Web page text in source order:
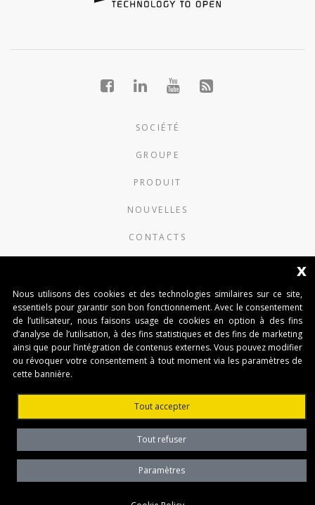
SOCIÉTÉ
GROUPE
PRODUIT
NOUVELLES
CONTACTS
Via del Capitello 45
36066 Sandrigo (Vicenza) Italy
Capitale Sociale € 1.000.000
interamente versato Registro Imprese
x
Nous utilisons des cookies et des technologies similaires sur ce site,
essentiels pour garantir son bon fonctionnement. Avec le consentement
de l’utilisateur, nous faisons usage de cookies en option à des fins
d’analyse de l’utilisation, à des fins statistiques et des fins de marketing
ainsi que pour l’intégration de contenus externes. Vous pouvez modifier
ou révoquer votre consentement à tout moment via les paramètres de
cette bannière.
Tout accepter
Tout refuser
Paramètres